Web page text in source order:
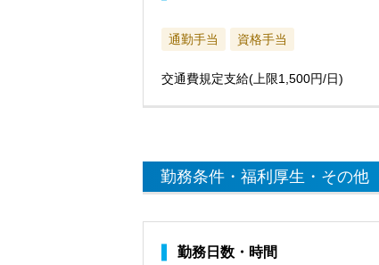
通勤手当 資格手当
交通費規定支給(上限1,500円/日)
勤務条件・福利厚生・その他
勤務日数・時間